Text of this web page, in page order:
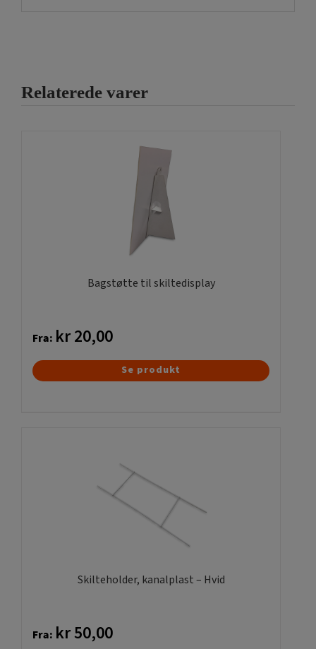
Relaterede varer
Bagstøtte til skiltedisplay
Fra: kr20,00
Dette
kan
vælges
på
varesiden
Se produkt
Skilteholder, kanalplast – Hvid
Fra: kr50,00